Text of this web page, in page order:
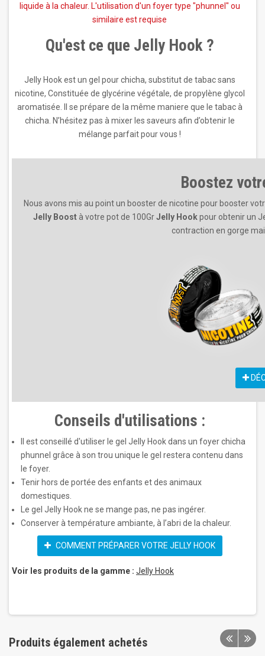
liquide à la chaleur. L'utilisation d'un foyer type "phunnel" ou
similaire est requise
Qu'est ce que Jelly Hook ?
Jelly Hook est un gel pour chicha, substitut de tabac sans
nicotine, Constituée de glycérine végétale, de propylène glycol
aromatisée. Il se prépare de la même maniere que le tabac à
chicha. N’hésitez pas à mixer les saveurs afin d’obtenir le
mélange parfait pour vous !
Boostez
Nous avons mis au point un booster de nicotine pour booster
Jelly Boost à votre pot de 100GrJelly Hookpour obtenir un
contraction en gorge
Conseils d'utilisations :
Il est conseillé d'utiliser le gel Jelly Hook dans un foyer chicha
phunnel grâce à son trou unique le gel restera contenu dans
le foyer.
Tenir hors de portée des enfants et des animaux
domestiques.
Le gel Jelly Hook ne se mange pas, ne pas ingérer.
Conserver à température ambiante, à l’abri de la chaleur.
COMMENT PRÉPARER VOTRE JELLY HOOK
Voir les produits de la gamme : Jelly Hook
Produits également achetés